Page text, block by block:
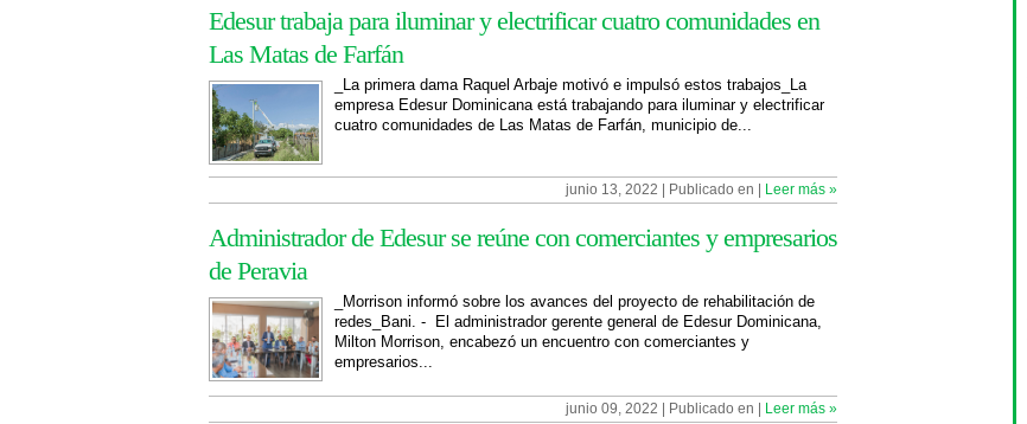
Edesur trabaja para iluminar y electrificar cuatro comunidades en
Las Matas de Farfán
_La primera dama Raquel Arbaje motivó e impulsó estos trabajos_La
empresa Edesur Dominicana está trabajando para iluminar y electrificar
cuatro comunidades de Las Matas de Farfán, municipio de...
junio 13, 2022 | Publicado en | Leer más »
Administrador de Edesur se reúne con comerciantes y empresarios
de Peravia
_Morrison informó sobre los avances del proyecto de rehabilitación de
redes_Bani. - El administrador gerente general de Edesur Dominicana,
Milton Morrison, encabezó un encuentro con comerciantes y
empresarios...
junio 09, 2022 | Publicado en | Leer más »